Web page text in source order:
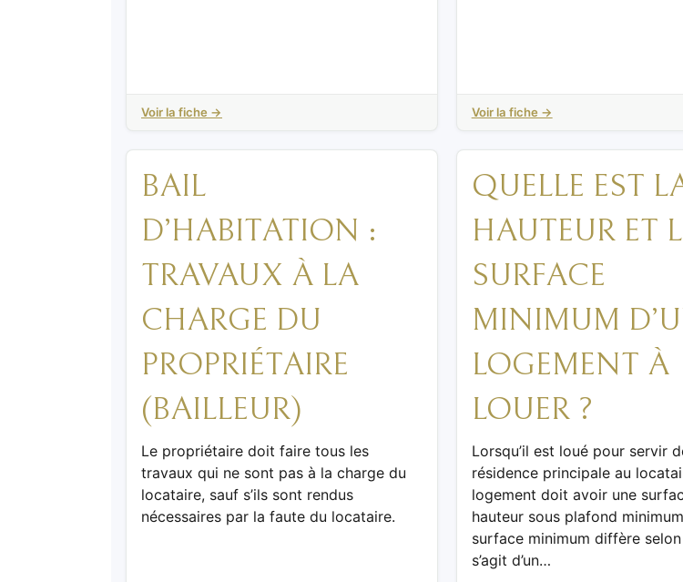
Voir la fiche → Voir la fiche →
BAIL
D’HABITATION :
TRAVAUX À LA
CHARGE DU
PROPRIÉTAIRE
(BAILLEUR)
Le propriétaire doit faire tous les
travaux qui ne sont pas à la charge du
locataire, sauf s’ils sont rendus
nécessaires par la faute du locataire.
QUELLE EST
HAUTEUR ET
SURFACE
MINIMUM
LOGEMENT À
LOUER ?
Lorsqu’il est loué pour servir
résidence principale au
logement doit avoir une
hauteur sous plafond
surface minimum diffère selon
s’agit d’un…